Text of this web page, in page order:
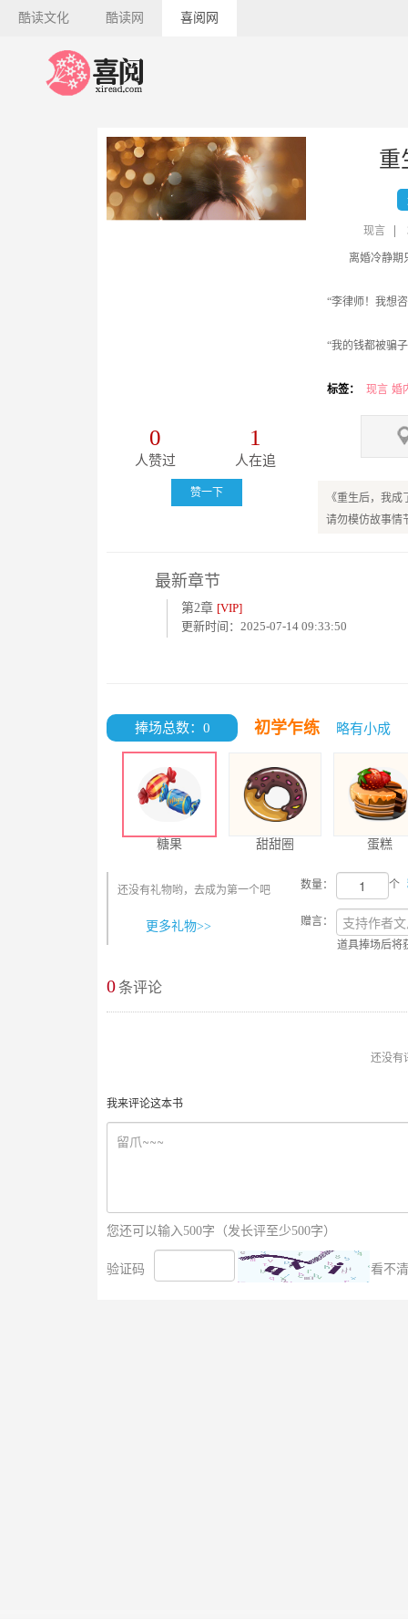
酷读文化 酷读网 喜阅网
0
人赞过
1
人在追
赞一下
重
现言
离婚冷静期
“李律师！我想
“我的钱都被骗
电话那头，男人
他是我的老客
<...
标签： 现言 婚
《重生后，我
请勿模仿故事情
最新章节
第2章 [VIP]
更新时间：2025-07-14 09:33:50
捧场总数：0 初学乍练 略有小成
糖果 甜甜圈 蛋糕
还没有礼物哟，去成为第一个吧
更多礼物>>
数量： 个
赠言：
道具捧场后将
0条评论
还没有
我来评论这本书
您还可以输入500字（发长评至少500字）
验证码 看不